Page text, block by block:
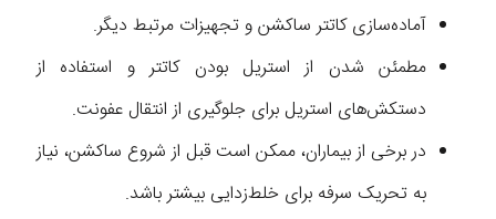
آماده‌سازی کاتتر ساکشن و تجهیزات مرتبط دیگر.
مطمئن شدن از استریل بودن کاتتر و استفاده از
دستکش‌های استریل برای جلوگیری از انتقال عفونت.
در برخی از بیماران، ممکن است قبل از شروع ساکشن، نیاز
به تحریک سرفه برای خلط‌زدایی بیشتر باشد.